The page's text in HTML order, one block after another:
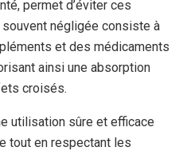
permet d’éviter ces
négligée consiste à
et des médicaments
ainsi une absorption
croisés.
utilisation sûre et efficace
tout en respectant les